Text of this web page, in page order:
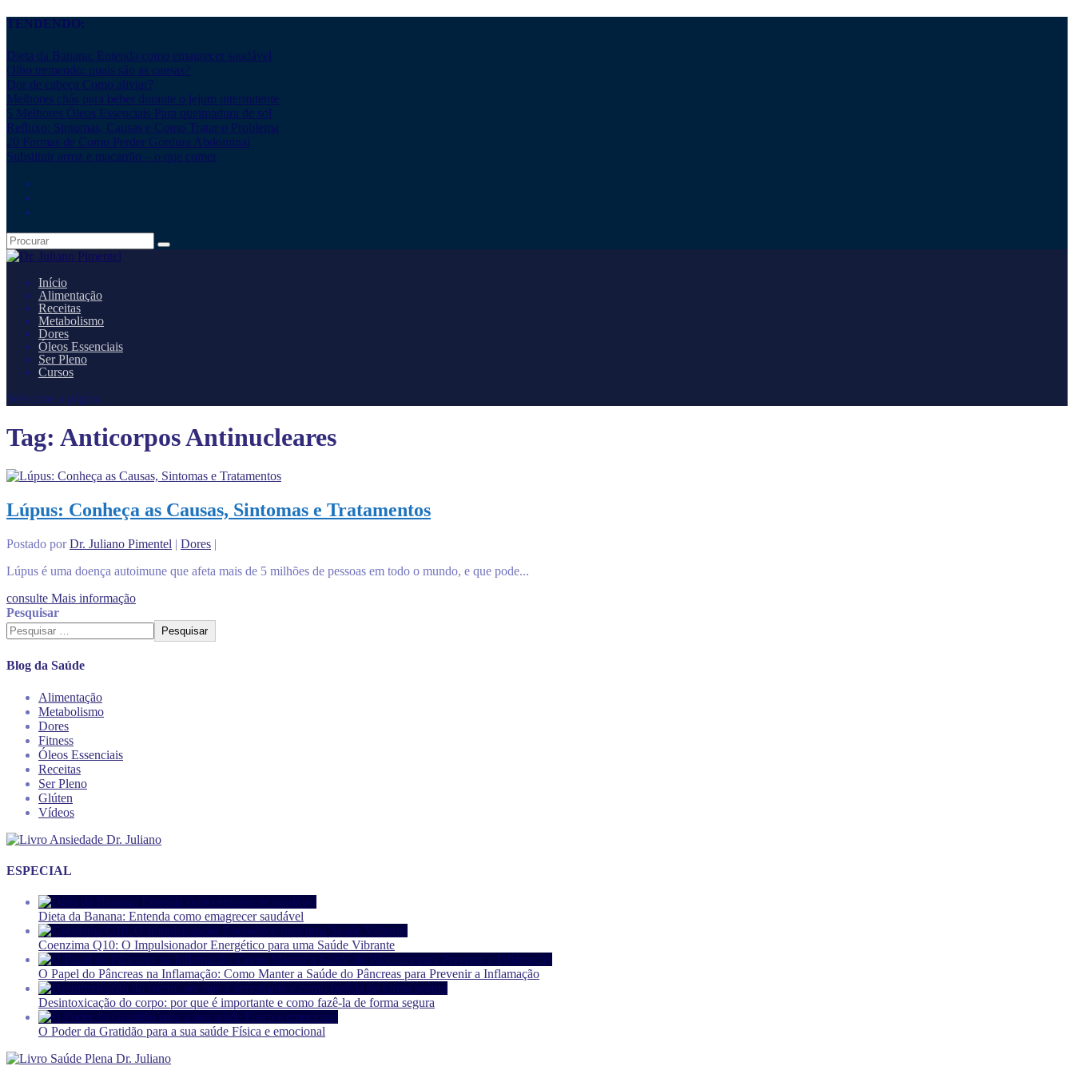
TENDENDO:
Dieta da Banana: Entenda como emagrecer saudável
Olho tremendo: quais são as causas?
Dor de cabeça Como aliviar?
Melhores chás para beber durante o jejum intermitente
5 Melhores Óleos Essenciais Para queimadura de sol
Refluxo: Sintomas, Causas e Como Tratar o Problema
20 Formas de Como Perder Gordura Abdominal
Substituir arroz e macarrão – o que comer
Início
Alimentação
Receitas
Metabolismo
Dores
Óleos Essenciais
Ser Pleno
Cursos
Selecione a página
Tag: Anticorpos Antinucleares
Lúpus: Conheça as Causas, Sintomas e Tratamentos
Postado porDr. Juliano Pimentel | Dores |
Lúpus é uma doença autoimune que afeta mais de 5 milhões de pessoas em todo o mundo, e que pode...
consulte Mais informação
Pesquisar
Pesquisar
Blog da Saúde
Alimentação
Metabolismo
Dores
Fitness
Óleos Essenciais
Receitas
Ser Pleno
Glúten
Vídeos
ESPECIAL
Dieta da Banana: Entenda como emagrecer saudável
Coenzima Q10: O Impulsionador Energético para uma Saúde Vibrante
O Papel do Pâncreas na Inflamação: Como Manter a Saúde do Pâncreas para Prevenir a Inflamação
Desintoxicação do corpo: por que é importante e como fazê-la de forma segura
O Poder da Gratidão para a sua saúde Física e emocional